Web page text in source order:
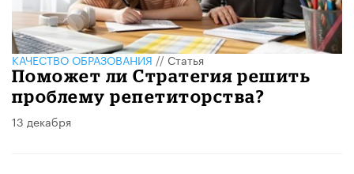
КАЧЕСТВО ОБРАЗОВАНИЯ//Статья
Поможет ли Стратегия решить
проблему репетиторства?
13 декабря